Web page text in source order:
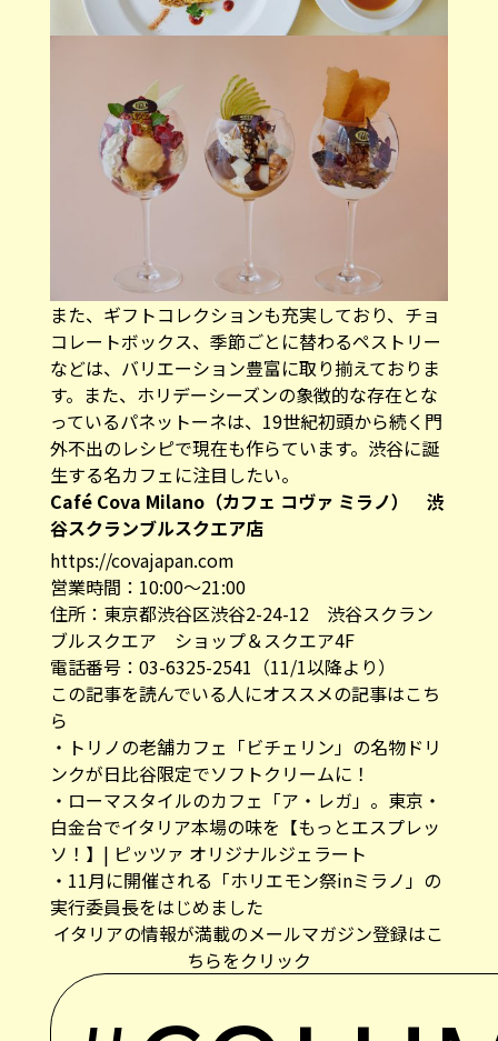
また、ギフトコレクションも充実しており、チョ
コレートボックス、季節ごとに替わるペストリー
などは、バリエーション豊富に取り揃えておりま
す。また、ホリデーシーズンの象徴的な存在とな
っているパネットーネは、19世紀初頭から続く門
外不出のレシピで現在も作らています。渋谷に誕
生する名カフェに注目したい。
Café Cova Milano（カフェ コヴァ ミラノ） 渋
谷スクランブルスクエア店
https://covajapan.com
営業時間：10:00～21:00
住所：東京都渋谷区渋谷2-24-12 渋谷スクラン
ブルスクエア ショップ＆スクエア4F
電話番号：03-6325-2541（11/1以降より）
この記事を読んでいる人にオススメの記事はこち
ら
・ トリノの老舗カフェ「ビチェリン」の名物ドリ
ンクが日比谷限定でソフトクリームに！
・ ローマスタイルのカフェ「ア・レガ」。東京・
白金台でイタリア本場の味を【もっとエスプレッ
ソ！】| ピッツァ オリジナルジェラート
・ 11月に開催される「ホリエモン祭inミラノ」の
実行委員長をはじめました
イタリアの情報が満載のメールマガジン登録はこ
ちらをクリック